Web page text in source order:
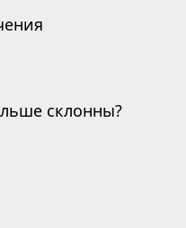
склонны?